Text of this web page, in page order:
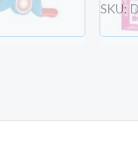
SKU: